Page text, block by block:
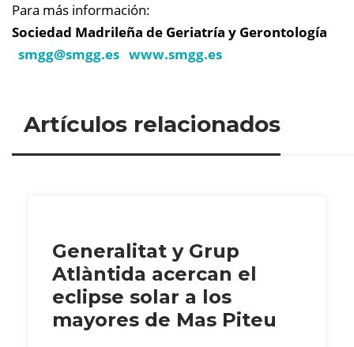
Para más información:
Sociedad Madrileña de Geriatría y Gerontología
smgg@smgg.es www.smgg.es
Artículos relacionados
Generalitat y Grup
Atlàntida acercan el
eclipse solar a los
mayores de Mas Piteu